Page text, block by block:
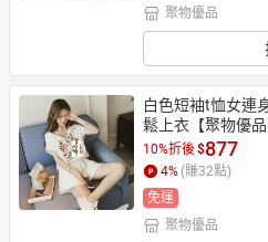
聚物優品
白色短袖t恤女連
鬆上衣【聚物優品
10%折後$877
4% (賺32點)
免運
聚物優品